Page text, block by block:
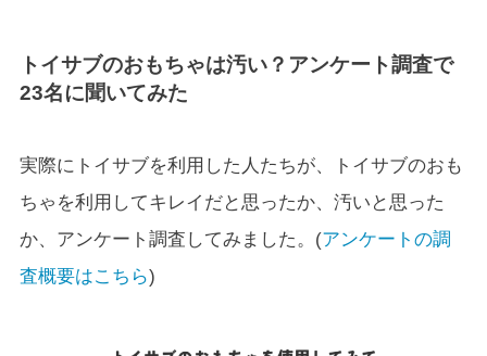
トイサブのおもちゃは汚い？アンケート調査で
23名に聞いてみた
実際にトイサブを利用した人たちが、トイサブのおも
ちゃを利用してキレイだと思ったか、汚いと思った
か、アンケート調査してみました。(アンケートの調
査概要はこちら)